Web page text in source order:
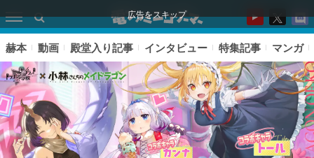
広告をスキップ
赫本 動画 殿堂入り記事 インタビュー 特集記事 マンガ